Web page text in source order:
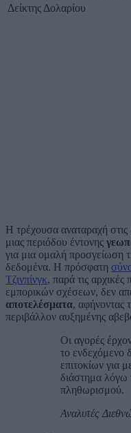
Δείκτης Δολαρίου
Η τρέχουσα αναταραχή στις
μιας περιόδου έντονης
για μια ομαλή προσγείωση
δεδομένα. Η πρόσφατη
Τζινπίνγκ, παρά τις
εμπορικών σχέσεων, δεν
αποτελέσματα, αφήνοντας
περιβάλλον αυξημένης
Οι αγορές
το ενδεχόμενο
επιτοκίων για
διάστημα λόγω
πληθωρισμού.
Αναλυτές